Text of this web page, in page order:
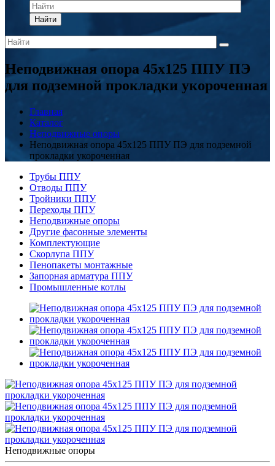
Найти
Неподвижная опора 45x125 ППУ ПЭ
для подземной прокладки укороченная
Главная
Каталог
Неподвижные опоры
Неподвижная опора 45x125 ППУ ПЭ для подземной
прокладки укороченная
Трубы ППУ
Отводы ППУ
Тройники ППУ
Переходы ППУ
Неподвижные опоры
Другие фасонные элементы
Комплектующие
Скорлупа ППУ
Пенопакеты монтажные
Запорная арматура ППУ
Промышленные котлы
Неподвижные опоры